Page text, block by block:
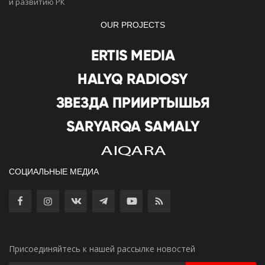
OUR PROJECTS
СОЦИАЛЬНЫЕ МЕДИА
Присоединяйтесь к нашей рассылке новостей